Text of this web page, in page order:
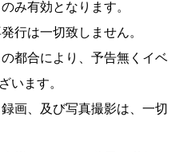
み有効となります。
行は一切致しません。
都合により、予告無くイベ
います。
画、及び写真撮影は、一切